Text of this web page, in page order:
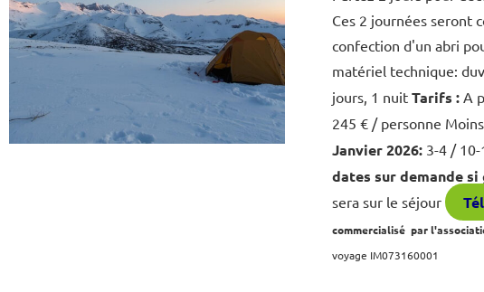
Ces 2 journées seront
confection d'un abri
matériel technique:
jours, 1 nuitTarifs :A
245 € / personne
Janvier 2026: 3-4 /
dates sur demande
sera sur le séjour
commercialisé par
voyage IM073160001